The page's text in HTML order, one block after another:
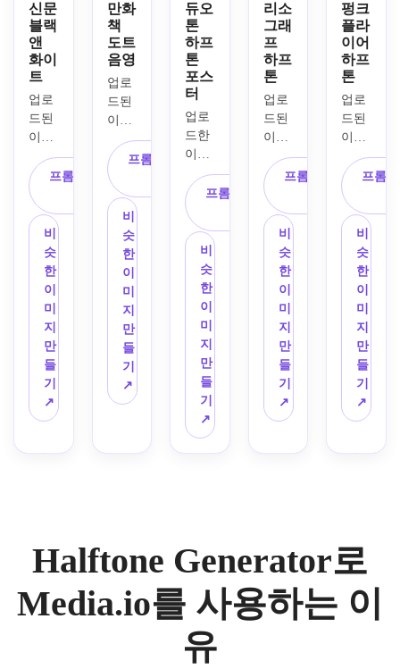
신문
블랙
앤
화이
트
업로
드된
이미
지를
주제
로 삼
아 짙
은 검
은색
잉크
도트,
강력
한 톤
대비,
약간
거친
종이
질감,
크롭,
라이
트,
한 얼
프롬프트 복
비
슷
한
이
미
지
만
들
기
↗
만화
책
도트
음영
업로
드된
이미
지를
주제
로 벤
데이
도트,
펀치
블랙
윤곽
생생
한 빨
간색
과 노
란색
악센
팝 아
트 무
깔끔
프롬프트 복
비
슷
한
이
미
지
만
들
기
↗
듀오
톤
하프
톤
포스
터
업로
드한
이미
지를
주제
로 사
용하
여 대
담한
네이
비와
코랄
잉크,
큰 눈
에 보
이는
점 음
영,
강력
러운
배경
그래
집 레
이아
프롬프트 복
비
슷
한
이
미
지
만
들
기
↗
리소
그래
프
하프
톤
업로
드된
이미
지를
주제
로 사
용하
여 레
이어
드된
잉크
도트,
제한
된 파
란색
과 분
홍색
팔레
약간
러운
그레
인,
프롬프트 복
비
슷
한
이
미
지
만
들
기
↗
펑크
플라
이어
하프
톤
업로
드된
이미
지를
주제
로 사
용하
여 거
친 검
은색
도트,
사본
스타
일의
대비,
디스
트레
스드
질감,
적인
언더
그라
운드
프롬
비
슷
한
이
미
지
만
들
기
↗
Halftone Generator로
Media.io를 사용하는 이
유